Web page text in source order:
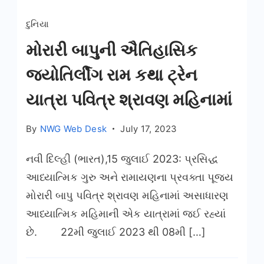
દુનિયા
મોરારી બાપુની ઐતિહાસિક
જ્યોતિર્લીંગ રામ કથા ટ્રેન
યાત્રા પવિત્ર શ્રાવણ મહિનામાં
By NWG Web Desk July 17, 2023
નવી દિલ્હી (ભારત),15 જુલાઈ 2023: પ્રસિદ્ધ
આધ્યાત્મિક ગુરુ અને રામાયણના પ્રવક્તા પૂજ્ય
મોરારી બાપુ પવિત્ર શ્રાવણ મહિનામાં અસાધારણ
આધ્યાત્મિક મહિમાની એક યાત્રામાં જઈ રહ્યાં
છે. 22મી જુલાઈ 2023 થી 08મી […]